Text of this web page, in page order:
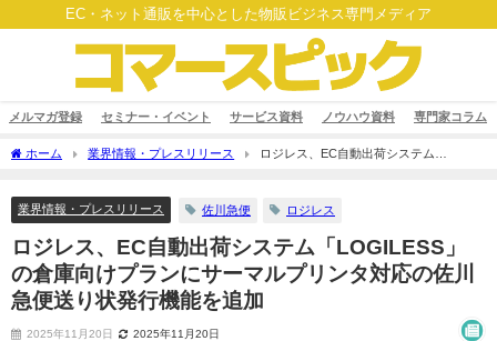
EC・ネット通販を中心とした物販ビジネス専門メディア
メルマガ登録 セミナー・イベント サービス資料 ノウハウ資料 専門家コラム
ホーム 業界情報・プレスリリース
ロジレス、EC自動出荷システム
業界情報・プレスリリース
佐川急便 ロジレス
ロジレス、EC自動出荷システム「LOGILESS」
の倉庫向けプランにサーマルプリンタ対応の佐川
急便送り状発行機能を追加
2025年11月20日 2025年11月20日